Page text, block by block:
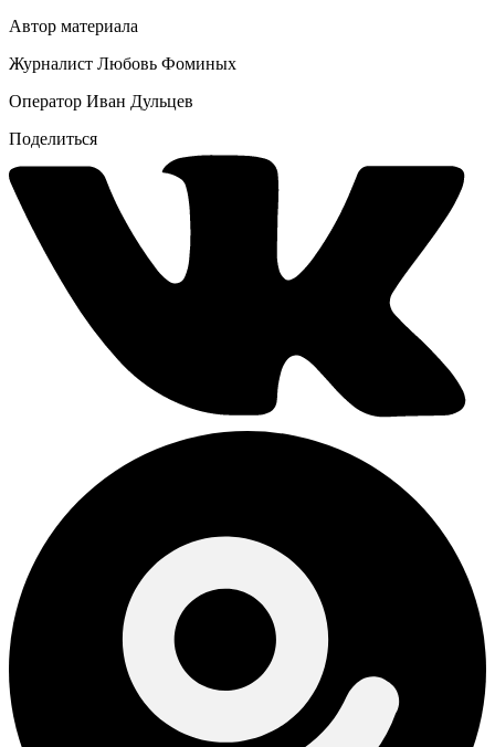
Автор материала
Журналист Любовь Фоминых
Оператор Иван Дульцев
Поделиться